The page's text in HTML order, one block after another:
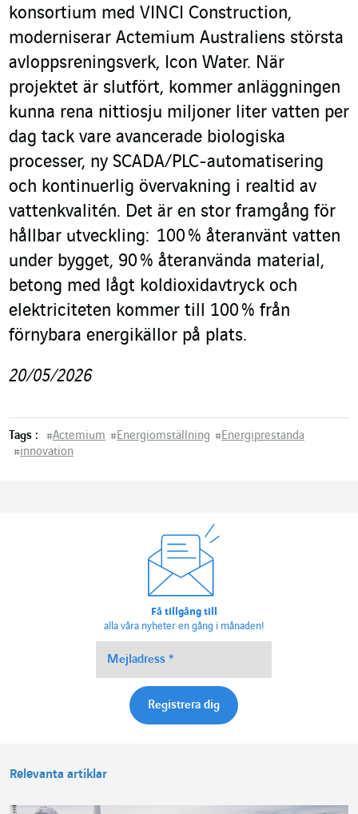
konsortium med VINCI Construction,
moderniserar Actemium Australiens största
avloppsreningsverk, Icon Water. När
projektet är slutfört, kommer anläggningen
kunna rena nittiosju miljoner liter vatten per
dag tack vare avancerade biologiska
processer, ny SCADA/PLC-automatisering
och kontinuerlig övervakning i realtid av
vattenkvalitén. Det är en stor framgång för
hållbar utveckling: 100 % återanvänt vatten
under bygget, 90 % återanvända material,
betong med lågt koldioxidavtryck och
elektriciteten kommer till 100 % från
förnybara energikällor på plats.
20/05/2026
Tags : #Actemium #Energiomställning #Energiprestanda
#innovation
Få tillgång till
alla våra nyheter en gång i månaden!
Relevanta artiklar